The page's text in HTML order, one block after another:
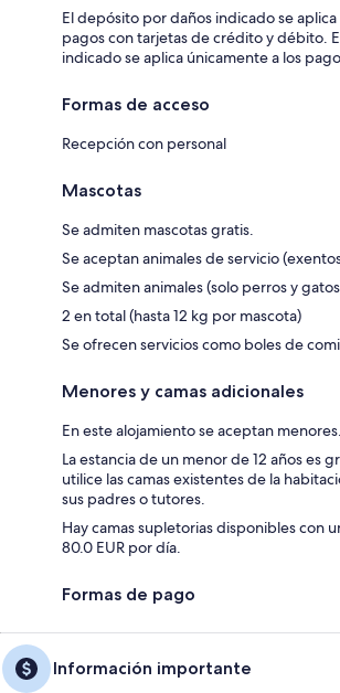
El depósito por daños indicado se
pagos con tarjetas de crédito y débito.
indicado se aplica únicamente a los
Formas de acceso
Recepción con personal
Mascotas
Se admiten mascotas gratis.
Se aceptan animales de servicio
Se admiten animales (solo perros y
2 en total (hasta 12 kg por mascota)
Se ofrecen servicios como boles de
Menores y camas adicionales
En este alojamiento se aceptan menores.
La estancia de un menor de 12 años es
utilice las camas existentes de la
sus padres o tutores.
Hay camas supletorias disponibles con
80.0 EUR por día.
Formas de pago
Información importante